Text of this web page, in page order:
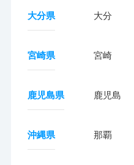
大分県 大分
宮崎県 宮崎
鹿児島県 鹿児島
沖縄県 那覇